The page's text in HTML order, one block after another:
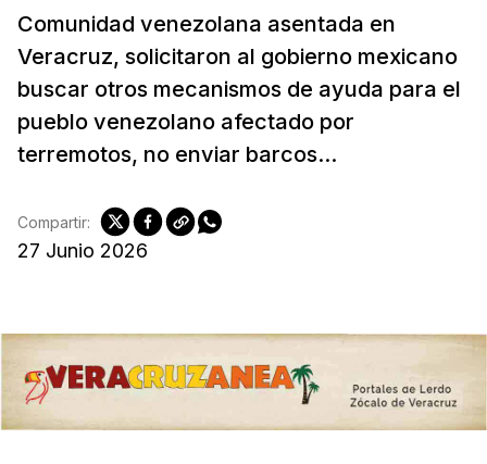
Comunidad venezolana asentada en
Veracruz, solicitaron al gobierno mexicano
buscar otros mecanismos de ayuda para el
pueblo venezolano afectado por
terremotos, no enviar barcos...
27 Junio 2026
Compartir: